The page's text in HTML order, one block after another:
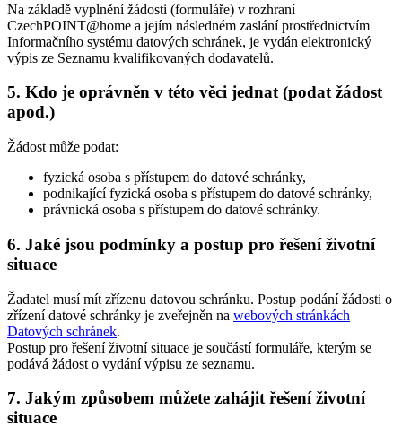
Na základě vyplnění žádosti (formuláře) v rozhraní
CzechPOINT@home a jejím následném zaslání prostřednictvím
Informačního systému datových schránek, je vydán elektronický
výpis ze Seznamu kvalifikovaných dodavatelů.
5. Kdo je oprávněn v této věci jednat (podat žádost
apod.)
Žádost může podat:
fyzická osoba s přístupem do datové schránky,
podnikající fyzická osoba s přístupem do datové schránky,
právnická osoba s přístupem do datové schránky.
6. Jaké jsou podmínky a postup pro řešení životní
situace
Žadatel musí mít zřízenu datovou schránku. Postup podání žádosti o
zřízení datové schránky je zveřejněn na webových stránkách
Datových schránek.
Postup pro řešení životní situace je součástí formuláře, kterým se
podává žádost o vydání výpisu ze seznamu.
7. Jakým způsobem můžete zahájit řešení životní
situace